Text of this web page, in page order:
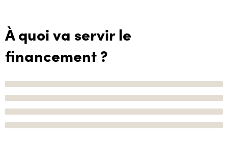
À quoi va servir le
financement ?